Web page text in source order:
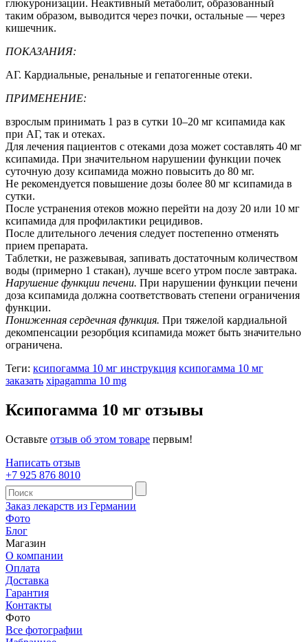
глюкуронизации. Неактивный метаболит, образованный
таким образом, выводится через почки, остальные — через
кишечник.
ПОКАЗАНИЯ:
АГ. Кардиальные, ренальные и гепатогенные отеки.
ПРИМЕНЕНИЕ:
взрослым принимать 1 раз в сутки 10–20 мг ксипамида как
при АГ, так и отеках.
Для лечения пациентов с отеками доза может составлять 40 мг
ксипамида. При значительном нарушении функции почек
суточную дозу ксипамида можно повысить до 80 мг.
Не рекомендуется повышение дозы более 80 мг ксипамида в
сутки.
После устранения отеков можно перейти на дозу 20 или 10 мг
ксипамида для профилактики рецидивов.
После длительного лечения следует постепенно отменять
прием препарата.
Таблетки, не разжевывая, запивать достаточным количеством
воды (примерно 1 стакан), лучше всего утром после завтрака.
Нарушение функции печени. При нарушении функции печени
доза ксипамида должна соответствовать степени ограничения
функции.
Пониженная сердечная функция. При тяжелой кардиальной
декомпенсации резорбция ксипамида может быть значительно
ограничена.
Теги: ксипогамма 10 мг инструкция ксипогамма 10 мг
заказать xipagamma 10 mg
Ксипогамма 10 мг отзывы
Оставьте отзыв об этом товаре первым!
Написать отзыв
+7 925 876 8010
Заказ лекарств из Германии
Фото
Блог
Магазин
О компании
Оплата
Доставка
Гарантия
Контакты
Фото
Все фотографии